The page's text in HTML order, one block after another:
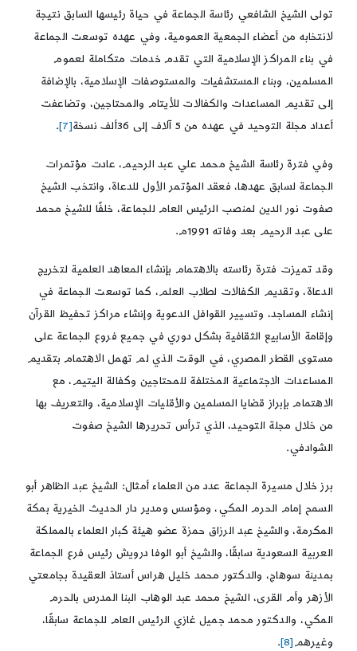
تولى الشيخ الشافعي رئاسة الجماعة في حياة رئيسها السابق نتيجة
لانتخابه من أعضاء الجمعية العمومية، وفي عهده توسعت الجماعة
في بناء المراكز الإسلامية التي تقدم خدمات متكاملة لعموم
المسلمين، وبناء المستشفيات والمستوصفات الإسلامية، بالإضافة
إلى تقديم المساعدات والكفالات للأيتام والمحتاجين، وتضاعفت
أعداد مجلة التوحيد في عهده من 5 آلاف إلى 36ألف نسخة
[7]
.
وفي فترة رئاسة الشيخ محمد علي عبد الرحيم، عادت مؤتمرات
الجماعة لسابق عهدها، فعقد المؤتمر الأول للدعاة، وانتخب الشيخ
صفوت نور الدين لمنصب الرئيس العام للجماعة، خلفًا للشيخ محمد
على عبد الرحيم بعد وفاته 1991م.
وقد تميزت فترة رئاسته بالاهتمام بإنشاء المعاهد العلمية لتخريج
الدعاة، وتقديم الكفالات لطلاب العلم، كما توسعت الجماعة في
إنشاء المساجد، وتسيير القوافل الدعوية وإنشاء مراكز تحفيظ القرآن
وإقامة الأسابيع الثقافية بشكل دوري في جميع فروع الجماعة على
مستوى القطر المصري، في الوقت الذي لم تهمل الاهتمام بتقديم
المساعدات الاجتماعية المختلفة للمحتاجين وكفالة اليتيم، مع
الاهتمام بإبراز قضايا المسلمين والأقليات الإسلامية، والتعريف بها
من خلال مجلة التوحيد، الذي ترأس تحريرها الشيخ صفوت
الشوادفي.
برز خلال مسيرة الجماعة عدد من العلماء أمثال: الشيخ عبد الظاهر أبو
السمح إمام الحرم المكي، ومؤسس ومدير دار الحديث الخيرية بمكة
المكرمة، والشيخ عبد الرزاق حمزة عضو هيئة كبار العلماء بالمملكة
العربية السعودية سابقًا، والشيخ أبو الوفا درويش رئيس فرع الجماعة
بمدينة سوهاج، والدكتور محمد خليل هراس أستاذ العقيدة بجامعتي
الأزهر وأم القرى، الشيخ محمد عبد الوهاب البنا المدرس بالحرم
المكي، والدكتور محمد جميل غازي الرئيس العام للجماعة سابقًا،
وغيرهم[8]
.